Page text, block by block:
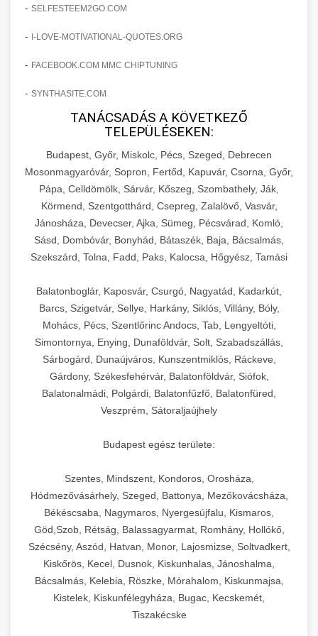
amelyek valós eredményeket hoznak.
szonyegtisztito.net
marketing stratégiai tervrajz
útjáról, bemutatva az utat a küzdő praxistól a
virágzó vállalkozásig 150%-os növekedéssel.
klinika átalakulási történet
Érdeklődés 150%-os Fokozása
Technikák és módszerek a páciensek
érdeklődésének és elkötelezettségének drámai
növeléséhez. Egy 150%-os fellendülési
esettanulmány gyakorlati betekintésekkel.
weboldal-keszites.co
elkötelezettség erősítési módszerek
🎮 19. AI Google Ads és Meta
Kampány Kezelés
Fejlett AI-alapú Google Ads és Meta hirdetési
kampánykezelés. Optimalizálja hirdetési
költségvetését gépi tanulással és
automatizálással.
aikampany.hu AI hirdetési automatizálás
🍞 20. Ipari Dagasztógép +
Professzionális ipari dagasztógépek és
tésztakeverő gépek pékségek és kereskedelmi
konyhák számára. Masszív konstrukció
megbízható teljesítményhez.
chef-iparikonyhagepek.hu
kereskedelmi tésztakeverő
🔪 21. Ipari Szeletelőgép +
Ipari hús- és sajtszeletelő gépek professzionális
élelmiszer-előkészítéshez. Precíziós vágás
állítható vastagság beállítással.
chef-iparikonyhagepek.hu
professzionális élelmiszer szeletelő
📦 22. Vákuumozó Gép +
Kereskedelmi vákuumcsomagoló berendezések
élelmiszerek tartósításához. Hosszabbítsa a
szavatossági időt és tartsa meg a termék
frissességét.
🎁 23. Vákuumfóliázó Gép +
Ipari vákuumfóliázó gépek professzionális
Hatékony lezárási és tartósítási megoldások.
chef-iparikonyhagepek.hu
kereskedelmi csomagoló gép
professzionális konyhák számára. Nagy
kapacitású sütő- és főzőberendezés precíz
hőmérséklet-szabályozással.
chef-iparikonyhagepek.hu
kereskedelmi sütősütő
❄️ 25. Ipari Hűtőszekrény +
Professzionális hűtőegységek és hűtőkamrák
kereskedelmi konyhák számára.
Energiahatékony hűtési megoldások nagy
kapacitással.
chef-iparikonyhagepek.hu
💧 26. Ipari Mosogatógép +
Kereskedelmi mosogatóberendezések nagy
forgalmú éttermi műveletekhez. Gyors tisztítási
ciklusok fertőtlenítési képességekkel.
🧀 27. Ipari Sajtreszelő Gép +
- SELFESTEEM2GO.COM
- I-LOVE-MOTIVATIONAL-QUOTES.ORG
- FACEBOOK.COM MMC CHIPTUNING
- SYNTHASITE.COM
TANÁCSADÁS A KÖVETKEZŐ
TELEPÜLÉSEKEN:
Budapest, Győr, Miskolc, Pécs, Szeged, Debrecen
Mosonmagyaróvár, Sopron, Fertőd, Kapuvár, Csorna, Győr,
Pápa, Celldömölk, Sárvár, Kőszeg, Szombathely, Ják,
Körmend, Szentgotthárd, Csepreg, Zalalövő, Vasvár,
Jánosháza, Devecser, Ajka, Sümeg, Pécsvárad, Komló,
Sásd, Dombóvár, Bonyhád, Bátaszék, Baja, Bácsalmás,
Szekszárd, Tolna, Fadd, Paks, Kalocsa, Hőgyész, Tamási
Balatonboglár, Kaposvár, Csurgó, Nagyatád, Kadarkút,
Barcs, Szigetvár, Sellye, Harkány, Siklós, Villány, Bóly,
Mohács, Pécs, Szentlőrinc Andocs, Tab, Lengyeltóti,
Simontornya, Enying, Dunaföldvár, Solt, Szabadszállás,
Sárbogárd, Dunaújváros, Kunszentmiklós, Ráckeve,
Gárdony, Székesfehérvár, Balatonföldvár, Siófok,
Balatonalmádi, Polgárdi, Balatonfűzfő, Balatonfüred,
Veszprém, Sátoraljaújhely
Budapest egész területe:
Szentes, Mindszent, Kondoros, Orosháza,
Hódmezővásárhely, Szeged, Battonya, Mezőkovácsháza,
Békéscsaba, Nagymaros, Nyergesújfalu, Kismaros,
Göd,Szob, Rétság, Balassagyarmat, Romhány, Hollókő,
Szécsény, Aszód, Hatvan, Monor, Lajosmizse, Soltvadkert,
Kiskőrös, Kecel, Dusnok, Kiskunhalas, Jánoshalma,
Bácsalmás, Kelebia, Röszke, Mórahalom, Kiskunmajsa,
Kistelek, Kiskunfélegyháza, Bugac, Kecskemét,
Tiszakécske